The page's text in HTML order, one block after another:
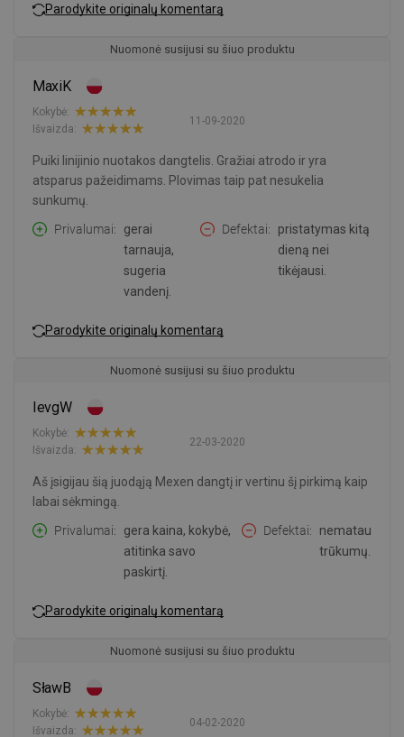
Parodykite originalų komentarą
Nuomonė susijusi su šiuo produktu
MaxiK
11-09-2020
Kokybė:
Išvaizda:
Puiki linijinio nuotakos dangtelis. Gražiai atrodo ir yra
atsparus pažeidimams. Plovimas taip pat nesukelia
sunkumų.
Privalumai
gerai
tarnauja,
sugeria
vandenį.
Defektai
pristatymas kitą
dieną nei
tikėjausi.
Parodykite originalų komentarą
Nuomonė susijusi su šiuo produktu
IevgW
22-03-2020
Kokybė:
Išvaizda:
Aš įsigijau šią juodąją Mexen dangtį ir vertinu šį pirkimą kaip
labai sėkmingą.
Privalumai
gera kaina, kokybė,
atitinka savo
paskirtį.
Defektai
nematau
trūkumų.
Parodykite originalų komentarą
Nuomonė susijusi su šiuo produktu
SławB
04-02-2020
Kokybė:
Išvaizda: